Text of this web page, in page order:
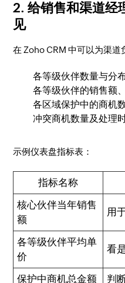
2. 给销售和渠道经
见
在 Zoho CRM 中可以为渠道
各等级伙伴数量与分
各等级伙伴的销售额
各区域保护中的商机
冲突商机数量及处理
示例仪表盘指标表：
指标名称
核心伙伴当年销售
额
用
各等级伙伴平均单
价
看
保护中商机总金额 判